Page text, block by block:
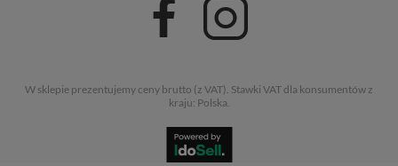
W sklepie prezentujemy ceny brutto (z VAT). Stawki VAT dla konsumentów z
kraju: Polska